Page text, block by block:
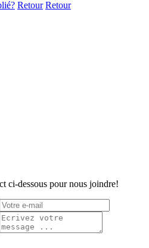
Retour Retour
ci-dessous pour nous joindre!